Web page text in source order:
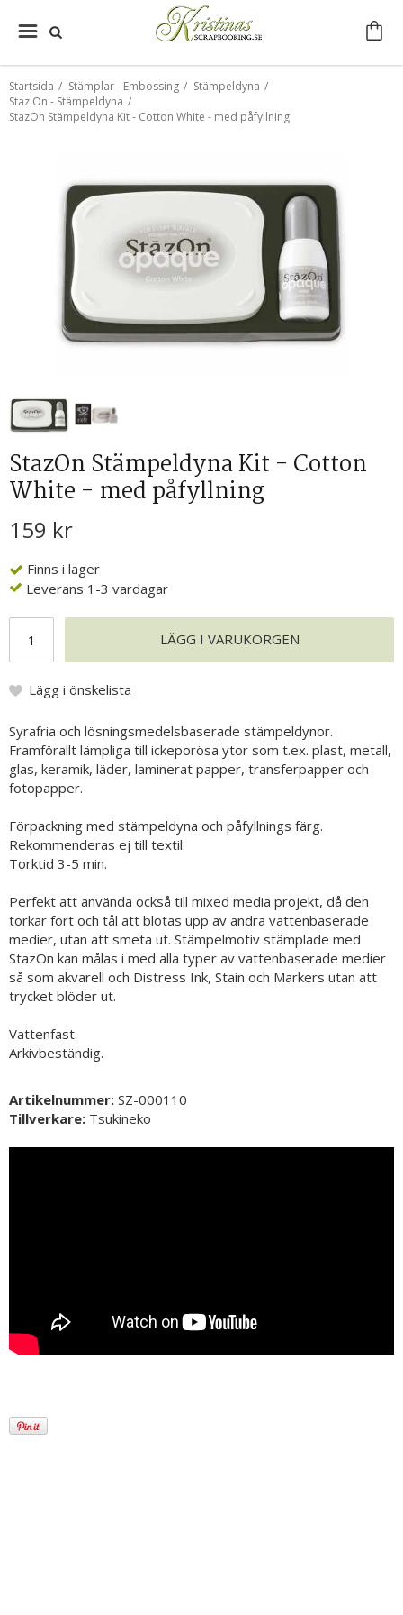
Startsida / Stämplar - Embossing / Stämpeldyna /
Staz On - Stämpeldyna /
StazOn Stämpeldyna Kit - Cotton White - med påfyllning
StazOn Stämpeldyna Kit - Cotton
White - med påfyllning
159 kr
Finns i lager
Leverans 1-3 vardagar
LÄGG I VARUKORGEN
Lägg i önskelista
Syrafria och lösningsmedelsbaserade stämpeldynor.
Framförallt lämpliga till ickeporösa ytor som t.ex. plast, metall,
glas, keramik, läder, laminerat papper, transferpapper och
fotopapper.
Förpackning med stämpeldyna och påfyllnings färg.
Rekommenderas ej till textil.
Torktid 3-5 min.
Perfekt att använda också till mixed media projekt, då den
torkar fort och tål att blötas upp av andra vattenbaserade
medier, utan att smeta ut. Stämpelmotiv stämplade med
StazOn kan målas i med alla typer av vattenbaserade medier
så som akvarell och Distress Ink, Stain och Markers utan att
trycket blöder ut.
Vattenfast.
Arkivbeständig.
Artikelnummer: SZ-000110
Tillverkare: Tsukineko